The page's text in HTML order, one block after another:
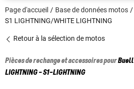
Page d'accueil
Base de données motos
S1 LIGHTNING/WHITE LIGHTNING
Retour à la sélection de motos
Pièces de rechange et accessoires pourBuell
LIGHTNING - S1-LIGHTNING